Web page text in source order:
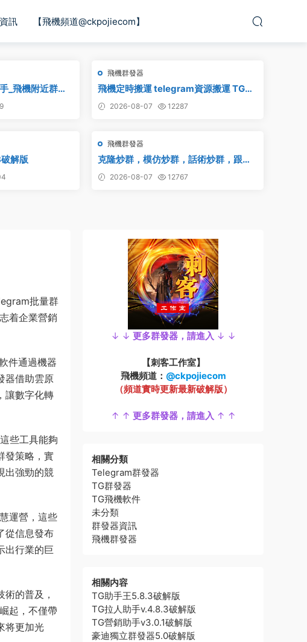
訊 【飛機頻道@ckpojiecom】
_飛機附近群
附近群發
飛機群發器
飛機定時搬運 telegram資源搬運 TG頻
道搬運 電報頻道克隆
2026-08-07 12287
解版
飛機群發器
克隆炒群，模仿炒群，話術炒群，跟發
炒群，自動炒群 破解版 – 群發器 群發軟
件 TG群發器 飛機群發器 飛機群發軟件
2026-08-07 12767
批量群
着企業營銷
件通過機器
器借助雲原
讓數字化轉
些工具能夠
發策略，實
出強勁的競
運營，這些
從信息發布
出行業的巨
的普及，
起，不僅帶
将更加光
↓ ↓ 更多群發器，請進入 ↓ ↓
【刺客工作室】
飛機頻道： @ckpojiecom
（頻道實時更新最新破解版）
↑ ↑ 更多群發器，請進入 ↑ ↑
相關分類
Telegram群發器
TG群發器
TG飛機軟件
未分類
群發器資訊
飛機群發器
相關内容
TG助手王5.8.3破解版
TG拉人助手v.4.8.3破解版
TG營銷助手v3.0.1破解版
豪迪獨立群發器5.0破解版